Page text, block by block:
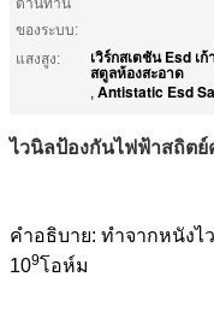
ต้านทาน
ของระบบ:
แสงสูง: เวิร์กสเตชัน Esd เ
สตูลห้องสะอาด
, Antistatic Esd
ไวนิลป้องกันไฟฟ้าสถิตย์
คำอธิบาย: ทำจากหนังไ
109โอห์ม